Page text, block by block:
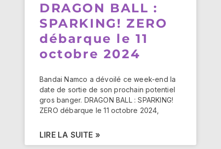
DRAGON BALL :
SPARKING! ZERO
débarque le 11
octobre 2024
Bandai Namco a dévoilé ce week-end la
date de sortie de son prochain potentiel
gros banger. DRAGON BALL : SPARKING!
ZERO débarque le 11 octobre 2024,
LIRE LA SUITE »